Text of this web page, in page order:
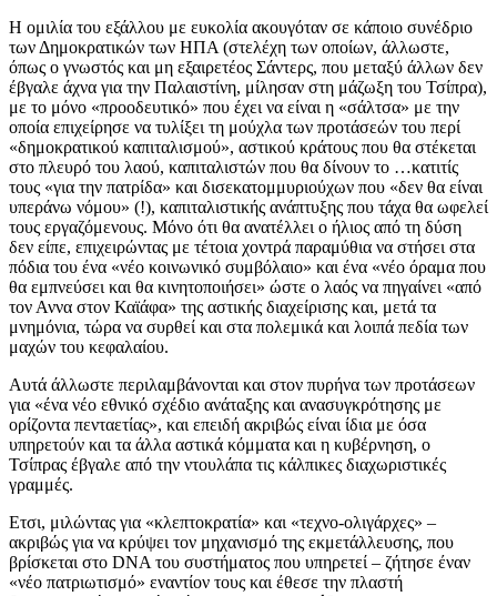
Η ομιλία του εξάλλου με ευκολία ακουγόταν σε κάποιο συνέδριο
των Δημοκρατικών των ΗΠΑ (στελέχη των οποίων, άλλωστε,
όπως ο γνωστός και μη εξαιρετέος Σάντερς, που μεταξύ άλλων δεν
έβγαλε άχνα για την Παλαιστίνη, μίλησαν στη μάζωξη του Τσίπρα),
με το μόνο «προοδευτικό» που έχει να είναι η «σάλτσα» με την
οποία επιχείρησε να τυλίξει τη μούχλα των προτάσεών του περί
«δημοκρατικού καπιταλισμού», αστικού κράτους που θα στέκεται
στο πλευρό του λαού, καπιταλιστών που θα δίνουν το …κατιτίς
τους «για την πατρίδα» και δισεκατομμυριούχων που «δεν θα είναι
υπεράνω νόμου» (!), καπιταλιστικής ανάπτυξης που τάχα θα ωφελεί
τους εργαζόμενους. Μόνο ότι θα ανατέλλει ο ήλιος από τη δύση
δεν είπε, επιχειρώντας με τέτοια χοντρά παραμύθια να στήσει στα
πόδια του ένα «νέο κοινωνικό συμβόλαιο» και ένα «νέο όραμα που
θα εμπνεύσει και θα κινητοποιήσει» ώστε ο λαός να πηγαίνει «από
τον Αννα στον Καϊάφα» της αστικής διαχείρισης και, μετά τα
μνημόνια, τώρα να συρθεί και στα πολεμικά και λοιπά πεδία των
μαχών του κεφαλαίου.
Αυτά άλλωστε περιλαμβάνονται και στον πυρήνα των προτάσεων
για «ένα νέο εθνικό σχέδιο ανάταξης και ανασυγκρότησης με
ορίζοντα πενταετίας», και επειδή ακριβώς είναι ίδια με όσα
υπηρετούν και τα άλλα αστικά κόμματα και η κυβέρνηση, ο
Τσίπρας έβγαλε από την ντουλάπα τις κάλπικες διαχωριστικές
γραμμές.
Ετσι, μιλώντας για «κλεπτοκρατία» και «τεχνο-ολιγάρχες» –
ακριβώς για να κρύψει τον μηχανισμό της εκμετάλλευσης, που
βρίσκεται στο DNA του συστήματος που υπηρετεί – ζήτησε έναν
«νέο πατριωτισμό» εναντίον τους και έθεσε την πλαστή